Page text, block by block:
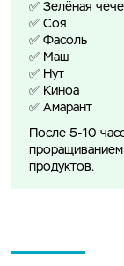
✅ Зелёная
✅ Соя
✅ Фасоль
✅ Маш
✅ Нут
✅ Киноа
✅ Амарант
После 5-10
продуктов.